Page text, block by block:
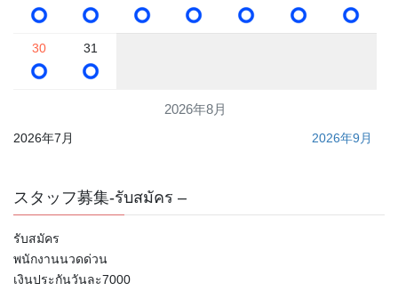
2026年8月
30 31
2026年7月 2026年9月
スタッフ募集-รับสมัคร –
รับสมัคร
พนักงานนวดด่วน
เงินประกันวันละ7000